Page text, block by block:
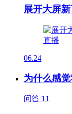
展开大屏
06.24
为什么感
问答 11